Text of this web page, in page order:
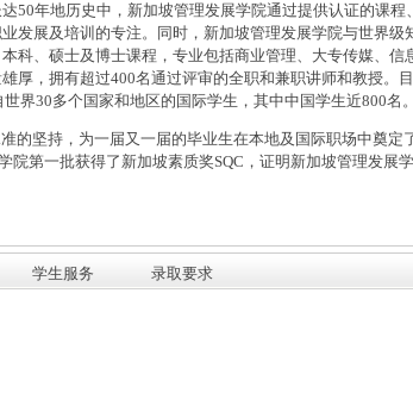
50年地历史中，新加坡管理发展学院通过提供认证的课程
发展及培训的专注。同时，新加坡管理发展学院与世界级
科、硕士及博士课程，专业包括商业管理、大专传媒、信
厚，拥有超过400名通过评审的全职和兼职讲师和教授。
界30多个国家和地区的国际学生，其中中国学生近800名。
的坚持，为一届又一届的毕业生在本地及国际职场中奠定
院第一批获得了新加坡素质奖SQC，证明新加坡管理发展
学生服务 录取要求